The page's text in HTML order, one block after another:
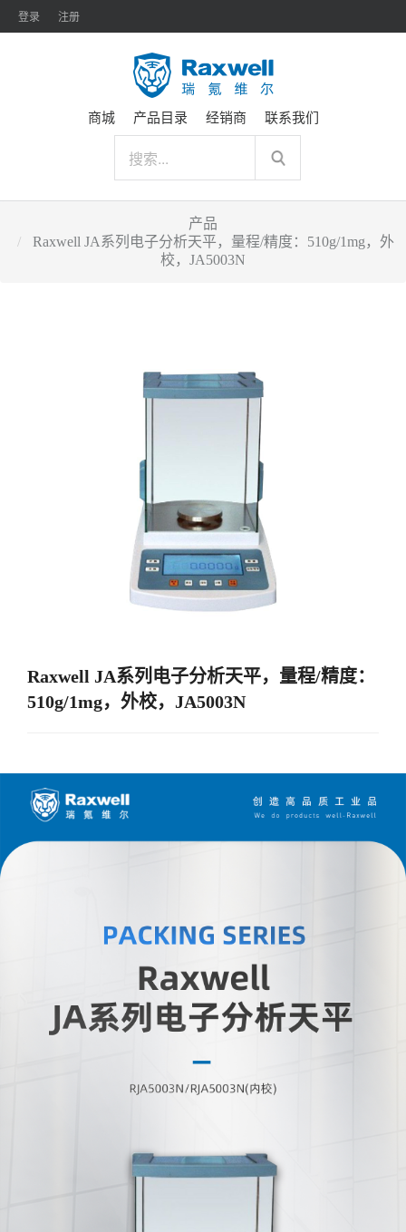
登录 注册
商城 产品目录 经销商 联系我们
产品
Raxwell JA系列电子分析天平，量程/精度：510g/1mg，外
校，JA5003N
Raxwell JA系列电子分析天平，量程/精度：
510g/1mg，外校，JA5003N